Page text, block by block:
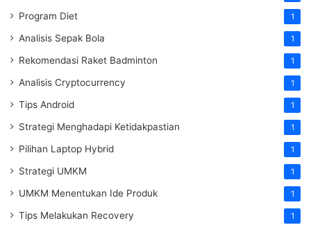
Program Diet 1
Analisis Sepak Bola 1
Rekomendasi Raket Badminton 1
Analisis Cryptocurrency 1
Tips Android 1
Strategi Menghadapi Ketidakpastian 1
Pilihan Laptop Hybrid 1
Strategi UMKM 1
UMKM Menentukan Ide Produk 1
Tips Melakukan Recovery 1